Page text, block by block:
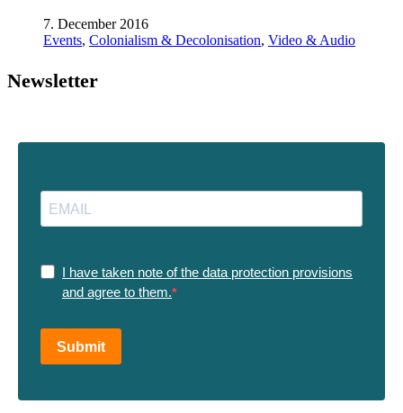
7. December 2016
Events, Colonialism & Decolonisation, Video & Audio
Newsletter
I have taken note of the data protection provisions
and agree to them.
Submit